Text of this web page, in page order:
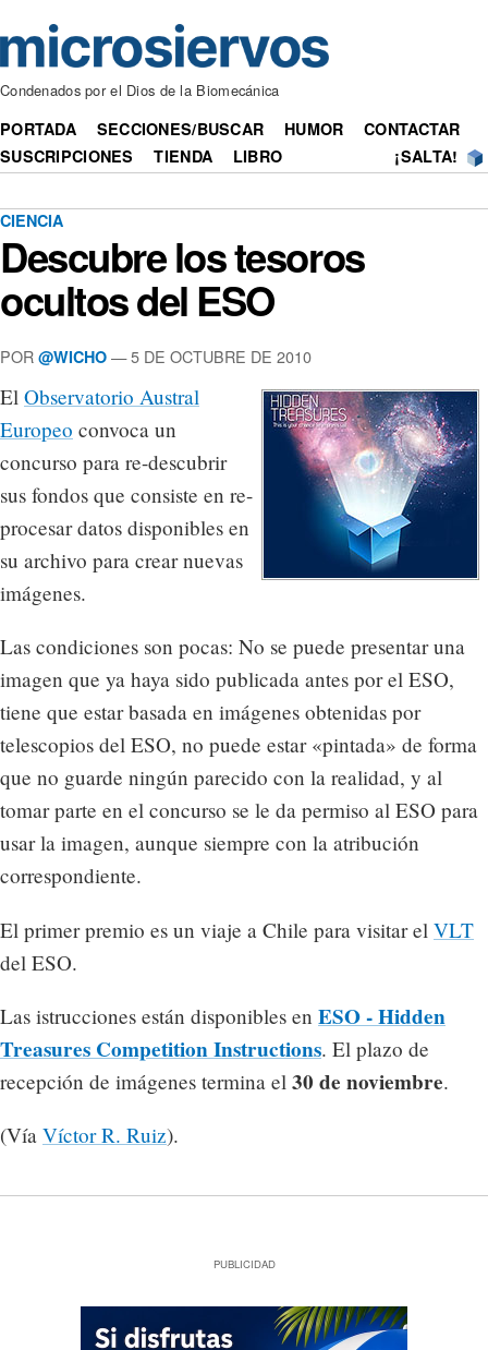
Condenados por el Dios de la Biomecánica
PORTADA SECCIONES/BUSCAR HUMOR
CONTACTAR
SUSCRIPCIONES
TIENDA LIBRO ¡SALTA!
CIENCIA
Descubre los tesoros
ocultos del ESO
POR @WICHO — 5 DE OCTUBRE DE 2010
El Observatorio Austral
Europeo convoca un
concurso para re-descubrir
sus fondos que consiste en re-
procesar datos disponibles en
su archivo para crear nuevas
imágenes.
Las condiciones son pocas: No se puede presentar una
imagen que ya haya sido publicada antes por el ESO,
tiene que estar basada en imágenes obtenidas por
telescopios del ESO, no puede estar «pintada» de forma
que no guarde ningún parecido con la realidad, y al
tomar parte en el concurso se le da permiso al ESO para
usar la imagen, aunque siempre con la atribución
correspondiente.
El primer premio es un viaje a Chile para visitar el VLT
del ESO.
Las istrucciones están disponibles en ESO - Hidden
Treasures Competition Instructions. El plazo de
recepción de imágenes termina el 30 de noviembre.
(Vía Víctor R. Ruiz).
PUBLICIDAD